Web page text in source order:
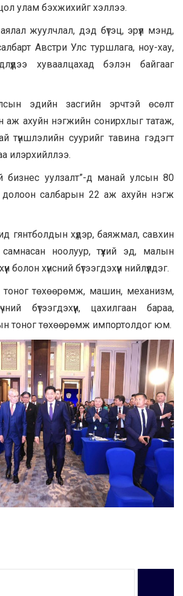
улам бэхжихийг хэллээ.
жуулчлал, дэд бүтэц, эрүүл мэнд,
Австри Улс туршлага, ноу-хау,
хуваалцахад бэлэн байгааг
эдийн засгийн эрчтэй өсөлт
аж ахуйн нэгжийн сонирхлыг татаж,
түншлэлийн суурийг тавина гэдэгт
илэрхийллээ.
бизнес уулзалт”-д манай улсын 80
долоон салбарын 22 аж ахуйн нэгж
гянтболдын хүдэр, баяжмал, савхин
ноолуур, түүхий эд, малын
болон хүнсний бүтээгдэхүүн нийлүүлдэг.
тоног төхөөрөмж, машин, механизм,
бүтээгдэхүүн, цахилгаан бараа,
тоног төхөөрөмж импортолдог юм.